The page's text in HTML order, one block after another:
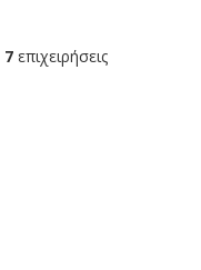
7 επιχειρήσεις